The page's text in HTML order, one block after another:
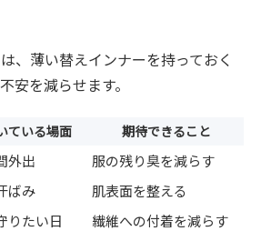
、薄い替えインナーを持っておく
安を減らせます。
ている場面 期待できること
外出
服の残り臭を減らす
ばみ
肌表面を整える
りたい日
繊維への付着を減らす